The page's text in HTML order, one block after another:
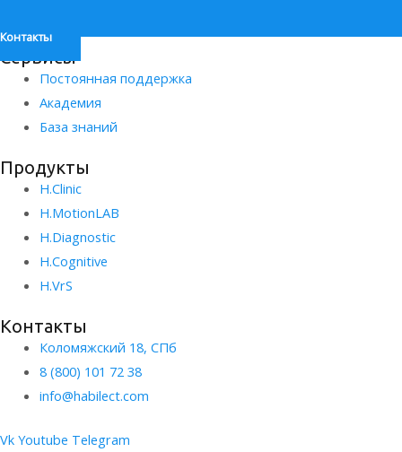
Контакты
Сервисы
Постоянная поддержка
Академия
База знаний
Продукты
H.Clinic
H.MotionLAB
H.Diagnostic
H.Сognitive
H.VrS
Контакты
Коломяжский 18, СПб
8 (800) 101 72 38
info@habilect.com
Vk Youtube Telegram